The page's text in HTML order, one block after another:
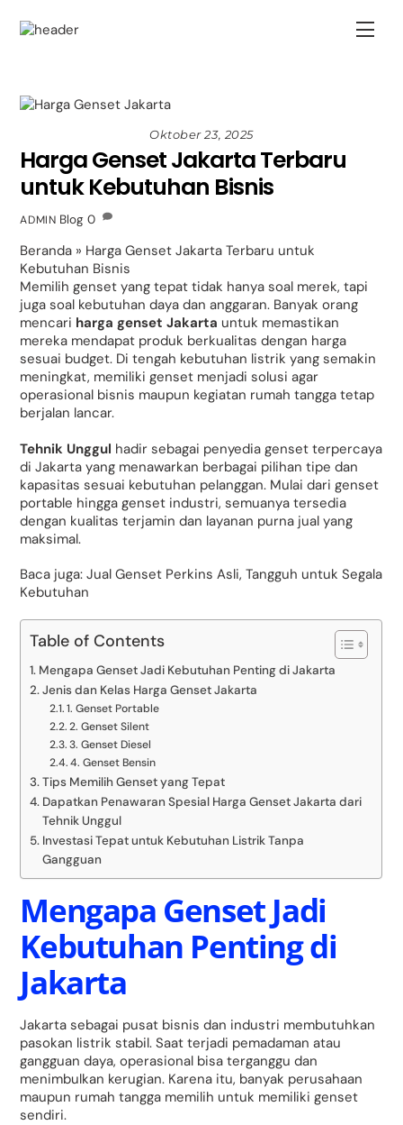
Oktober 23, 2025
Harga Genset Jakarta Terbaru
untuk Kebutuhan Bisnis
ADMIN Blog 0
Beranda » Harga Genset Jakarta Terbaru untuk
Kebutuhan Bisnis
Memilih genset yang tepat tidak hanya soal merek, tapi
juga soal kebutuhan daya dan anggaran. Banyak orang
mencari harga genset Jakarta untuk memastikan
mereka mendapat produk berkualitas dengan harga
sesuai budget. Di tengah kebutuhan listrik yang semakin
meningkat, memiliki genset menjadi solusi agar
operasional bisnis maupun kegiatan rumah tangga tetap
berjalan lancar.
Tehnik Unggul hadir sebagai penyedia genset terpercaya
di Jakarta yang menawarkan berbagai pilihan tipe dan
kapasitas sesuai kebutuhan pelanggan. Mulai dari genset
portable hingga genset industri, semuanya tersedia
dengan kualitas terjamin dan layanan purna jual yang
maksimal.
Baca juga:Jual Genset Perkins Asli, Tangguh untuk Segala
Kebutuhan
Table of Contents
Mengapa Genset Jadi Kebutuhan Penting di Jakarta
Jenis dan Kelas Harga Genset Jakarta
1. Genset Portable
2. Genset Silent
3. Genset Diesel
4. Genset Bensin
Tips Memilih Genset yang Tepat
Dapatkan Penawaran Spesial Harga Genset Jakarta dari
Tehnik Unggul
Investasi Tepat untuk Kebutuhan Listrik Tanpa
Gangguan
Mengapa Genset Jadi
Kebutuhan Penting di
Jakarta
Jakarta sebagai pusat bisnis dan industri membutuhkan
pasokan listrik stabil. Saat terjadi pemadaman atau
gangguan daya, operasional bisa terganggu dan
menimbulkan kerugian. Karena itu, banyak perusahaan
maupun rumah tangga memilih untuk memiliki genset
sendiri.